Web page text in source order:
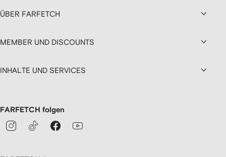
ÜBER FARFETCH
MEMBER UND DISCOUNTS
INHALTE UND SERVICES
FARFETCH folgen